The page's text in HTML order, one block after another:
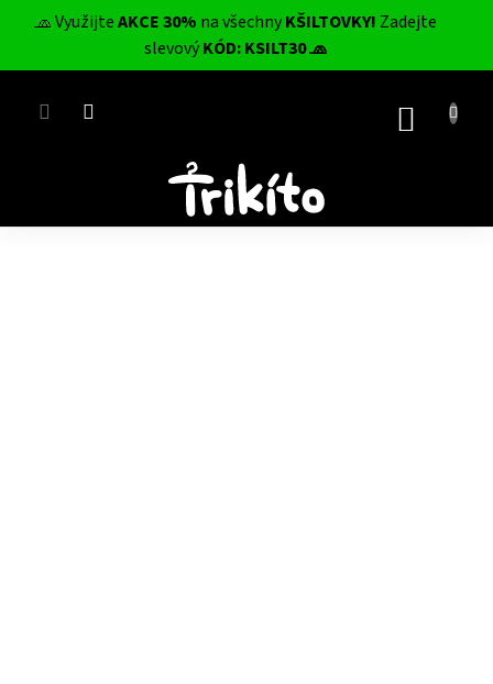
🧢 VyužijteAKCE 30% na všechnyKŠILTOVKY! Zadejte
slevovýKÓD: KSILT30 🧢
CZK